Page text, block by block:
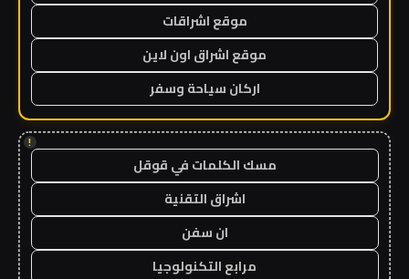
موقع اشراقات
موقع اشراق اون لاين
اركان سياحة وسفر
!
مسك الكلمات في قوقل
اشراق التقنية
ان سفن
مرابع التكنولوجيا